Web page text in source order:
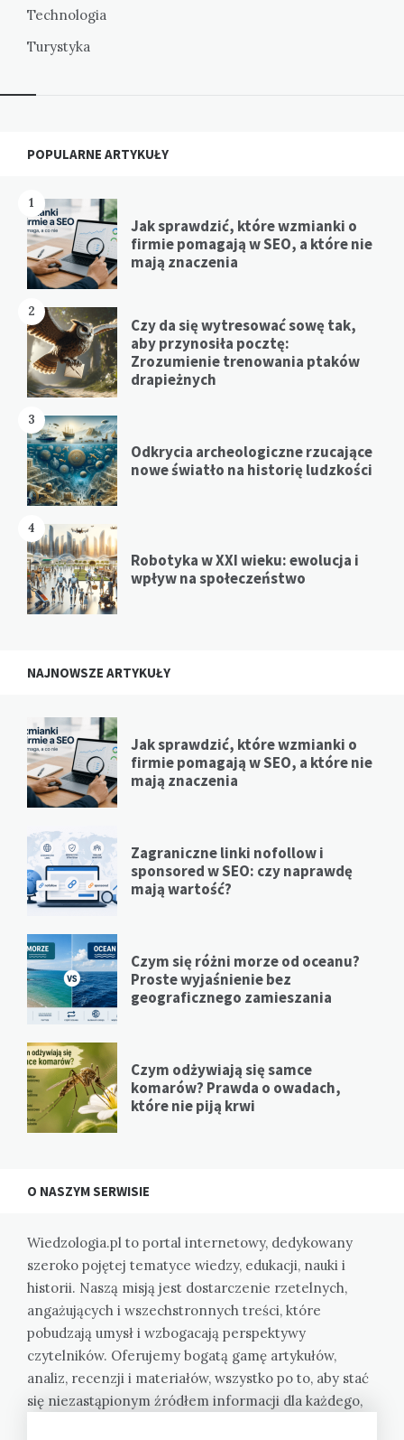
Technologia
Turystyka
Widgets
POPULARNE ARTYKUŁY
1
Jak sprawdzić, które wzmianki o
firmie pomagają w SEO, a które nie
mają znaczenia
2
Czy da się wytresować sowę tak,
aby przynosiła pocztę:
Zrozumienie trenowania ptaków
drapieżnych
3
Odkrycia archeologiczne rzucające
nowe światło na historię ludzkości
4
Robotyka w XXI wieku: ewolucja i
wpływ na społeczeństwo
NAJNOWSZE ARTYKUŁY
Jak sprawdzić, które wzmianki o
firmie pomagają w SEO, a które nie
mają znaczenia
Zagraniczne linki nofollow i
sponsored w SEO: czy naprawdę
mają wartość?
Czym się różni morze od oceanu?
Proste wyjaśnienie bez
geograficznego zamieszania
Czym odżywiają się samce
komarów? Prawda o owadach,
które nie piją krwi
O NASZYM SERWISIE
Wiedzologia.pl to portal internetowy, dedykowany
szeroko pojętej tematyce wiedzy, edukacji, nauki i
historii. Naszą misją jest dostarczenie rzetelnych,
angażujących i wszechstronnych treści, które
pobudzają umysł i wzbogacają perspektywy
czytelników. Oferujemy bogatą gamę artykułów,
analiz, recenzji i materiałów, wszystko po to, aby stać
się niezastąpionym źródłem informacji dla każdego,